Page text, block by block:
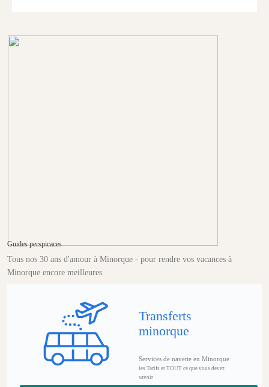
Guides perspicaces
Tous nos 30 ans d'amour à Minorque - pour rendre vos vacances à
Minorque encore meilleures
Transferts
minorque
Services de navette en Minorque
les Tarifs et TOUT ce que vous devez
savoir